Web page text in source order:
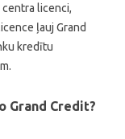
licenci,
ļauj Grand
kredītu
Grand Credit?